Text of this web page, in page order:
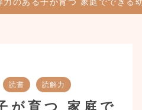
読書 読解力
が育つ 家庭で